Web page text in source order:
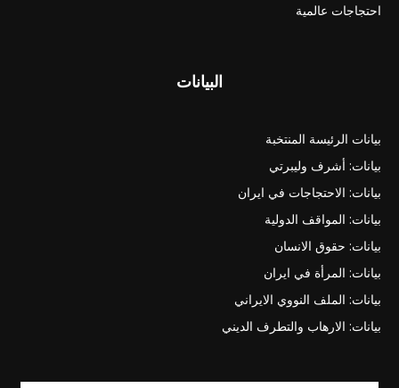
احتجاجات عالمية
البيانات
بيانات الرئيسة المنتخبة
بيانات: أشرف وليبرتي
بيانات: الاحتجاجات في ايران
بيانات: المواقف الدولية
بيانات: حقوق الانسان
بيانات: المرأة في ايران
بيانات: الملف النووي الايراني
بيانات: الارهاب والتطرف الديني